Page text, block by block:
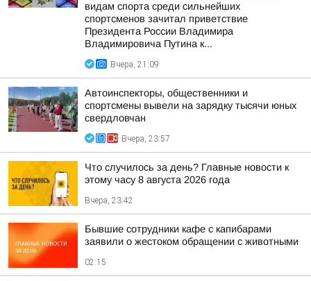
видам спорта среди сильнейших
спортсменов зачитал приветствие
Президента России Владимира
Владимировича Путина к...
Вчера, 21:09
Автоинспекторы, общественники и
спортсмены вывели на зарядку тысячи юных
свердловчан
Вчера, 23:57
Что случилось за день? Главные новости к
этому часу 8 августа 2026 года
Вчера, 23:42
Бывшие сотрудники кафе с капибарами
заявили о жестоком обращении с животными
02:15